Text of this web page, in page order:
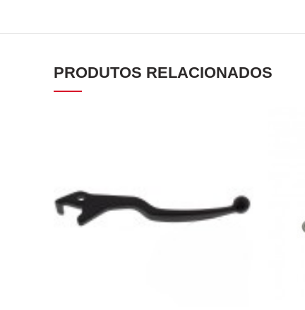
PRODUTOS RELACIONADOS